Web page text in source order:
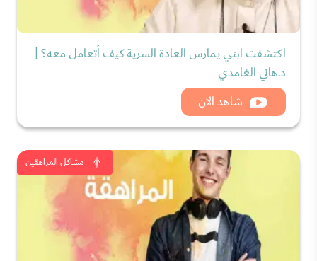
اكتشفت ابني يمارس العادة السرية كيف أتعامل معه؟ |
د.هاني الغامدي
شاهد الان
مشاكل المراهقين